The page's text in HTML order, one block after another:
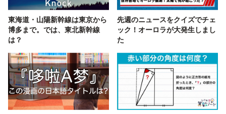
東海道・山陽新幹線は東京から
博多まで。では、東北新幹線
は？
先週のニュースをクイズでチェ
ック！オーロラが大発生しまし
た